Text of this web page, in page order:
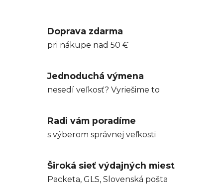
Doprava zdarma
pri nákupe nad 50 €
Jednoduchá výmena
nesedí veľkosť? Vyriešime to
Radi vám poradíme
s výberom správnej veľkosti
Široká sieť výdajných miest
Packeta, GLS, Slovenská pošta